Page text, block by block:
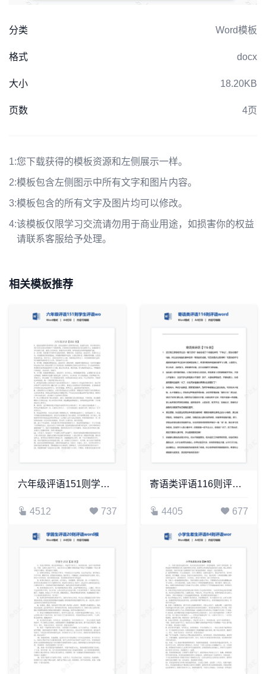
分类 Word模板
格式 docx
大小 18.20KB
页数 4页
1:您下载获得的模板资源和左侧展示一样。
2:模板包含左侧图示中所有文字和图片内容。
3:模板包含的所有文字及图片均可以修改。
4:该模板仅限学习交流请勿用于商业用途，如损害你的权益
请联系客服给予处理。
相关模板推荐
六年级评语151则学生评语word模板
4512 737
寄语类评语116则评语word模板
4405 677